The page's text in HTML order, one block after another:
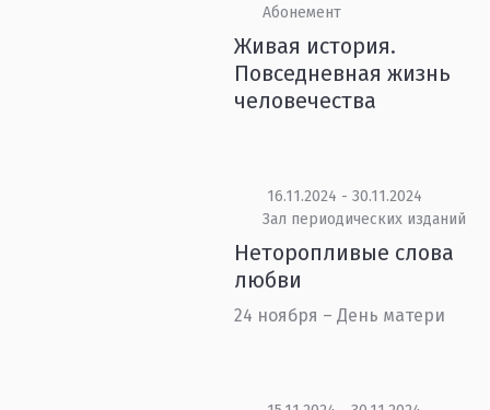
Абонемент
Живая история.
Повседневная жизнь
человечества
16.11.2024 - 30.11.2024
Зал периодических изданий
Неторопливые слова
любви
24 ноября – День матери